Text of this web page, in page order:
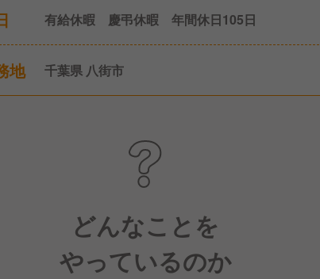
有給休暇 慶弔休暇 年間休日105日
地 千葉県 八街市
どんなことを
やっているのか